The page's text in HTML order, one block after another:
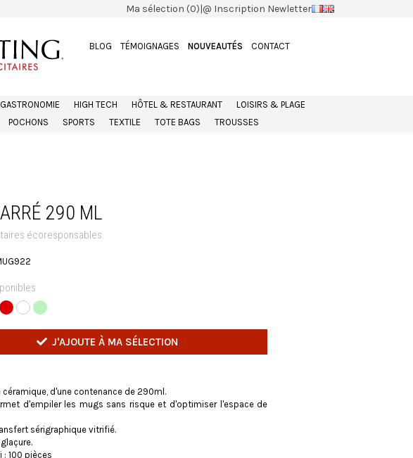
Ma sélection (0)|@ Inscription Newletter
BLOG TÉMOIGNAGES NOUVEAUTÉS CONTACT
GASTRONOMIE HIGH TECH HÔTEL & RESTAURANT
LOISIRS & PLAGE
POCHONS SPORTS TEXTILE TOTE BAGS TROUSSES
290 ML
écoresponsables
J'AJOUTE À MA SÉLECTION
céramique, d'une contenance de 290ml.
d'empiler les mugs sans risque et d'optimiser l'espace de
sérigraphique vitrifié.
: 100 pièces